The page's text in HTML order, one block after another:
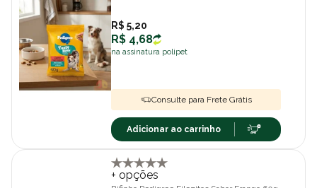
R$ 5,20
R$ 4,68
na assinatura polipet
Consulte para Frete Grátis
Adicionar ao carrinho
+ opções